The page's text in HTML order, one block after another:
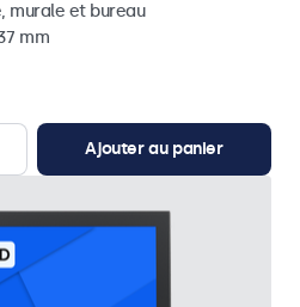
murale et bureau
mm
Ajouter au panier